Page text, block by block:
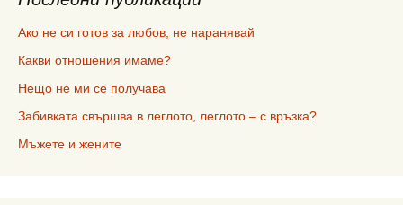
Ако не си готов за любов, не наранявай
Какви отношения имаме?
Нещо не ми се получава
Забивката свършва в леглото, леглото – с връзка?
Мъжете и жените